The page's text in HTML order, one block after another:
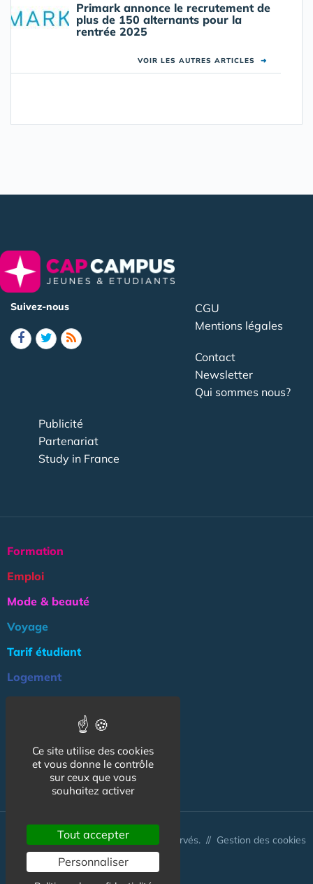
Primark annonce le recrutement de
plus de 150 alternants pour la
rentrée 2025
VOIR LES AUTRES ARTICLES ➜
Suivez-nous
CGU
Mentions légales
Contact
Newsletter
Qui sommes nous?
Publicité
Partenariat
Study in France
Formation
Emploi
Mode & beauté
Voyage
Tarif étudiant
Logement
Association
NOS AUTRES SITES :
© CapCampus 2026 - Tous droits réservés. // Gestion des cookies
Ce site utilise des cookies
et vous donne le contrôle
sur ceux que vous
souhaitez activer
Tout accepter
Personnaliser